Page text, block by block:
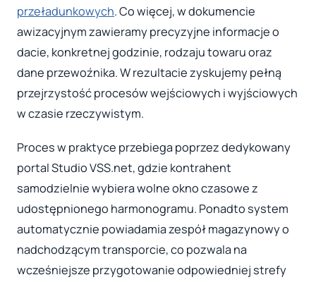
przeładunkowych. Co więcej, w dokumencie
awizacyjnym zawieramy precyzyjne informacje o
dacie, konkretnej godzinie, rodzaju towaru oraz
dane przewoźnika. W rezultacie zyskujemy pełną
przejrzystość procesów wejściowych i wyjściowych
w czasie rzeczywistym.
Proces w praktyce przebiega poprzez dedykowany
portal Studio VSS.net, gdzie kontrahent
samodzielnie wybiera wolne okno czasowe z
udostępnionego harmonogramu. Ponadto system
automatycznie powiadamia zespół magazynowy o
nadchodzącym transporcie, co pozwala na
wcześniejsze przygotowanie odpowiedniej strefy